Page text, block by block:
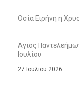
Οσία Ειρήνη η
Άγιος
Ιουλίου
27 Ιουλίου 2026